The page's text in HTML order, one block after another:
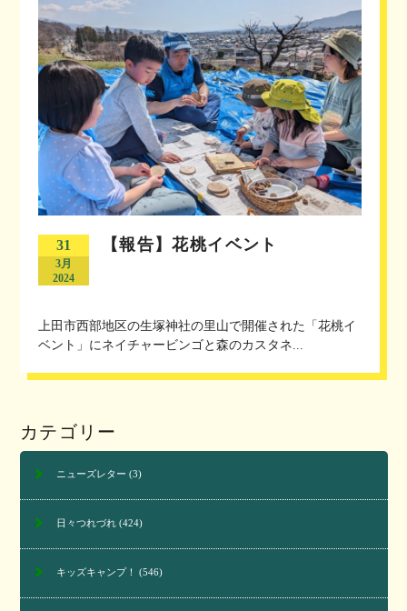
31
3月
2024
【報告】花桃イベント
上田市西部地区の生塚神社の里山で開催された「花桃イ
ベント」にネイチャービンゴと森のカスタネ...
カテゴリー
ニューズレター (3)
日々つれづれ(424)
キッズキャンプ！ (546)